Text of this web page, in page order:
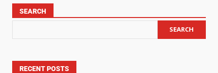
SEARCH
SEARCH
RECENT POSTS